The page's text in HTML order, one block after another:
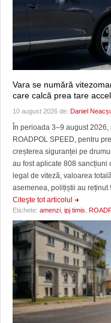
Vara se numără
care calcă prea tare
10 august 2026 de: Daniel
În perioada 3–9 august
ROADPOL SPEED, pentru
creșterea siguranței pe
au fost aplicate 808
legal de viteză, valoarea
asemenea, polițiștii au reținut
Citeşte tot articolul
Etichete: amenzi ipj timis